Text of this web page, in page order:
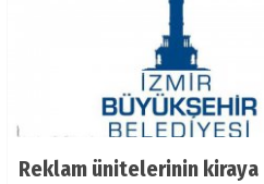
Reklam ünitelerinin kiraya